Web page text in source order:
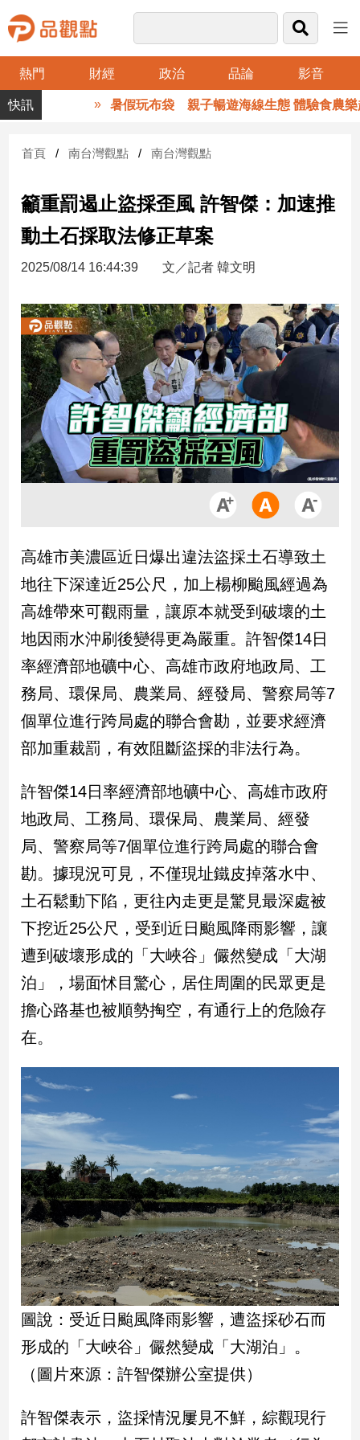
熱門 財經 政治 品論 影音
品
觀
財
台
財
新
產
經/
股
市
房
地
產
品
政
治
政
治
焦
品
觀
點
民
調
會
點
觀
點
兩
岸/
際
社
會/
地
方
冠
病
毒
專
區
南
台
灣
觀
點
南
台
灣
點
暑假玩布袋 親子暢遊海線生態 體驗食農樂趣
首頁 南台灣觀點 南台灣觀點
籲重罰遏止盜採歪風 許智傑：加速推
動土石採取法修正草案
2025/08/14 16:44:39 文／記者 韓文明
高雄市美濃區近日爆出違法盜採土石導致土
地往下深達近25公尺，加上楊柳颱風經過為
高雄帶來可觀雨量，讓原本就受到破壞的土
地因雨水沖刷後變得更為嚴重。許智傑14日
率經濟部地礦中心、高雄市政府地政局、工
務局、環保局、農業局、經發局、警察局等7
個單位進行跨局處的聯合會勘，並要求經濟
部加重裁罰，有效阻斷盜採的非法行為。
許智傑14日率經濟部地礦中心、高雄市政府
地政局、工務局、環保局、農業局、經發
局、警察局等7個單位進行跨局處的聯合會
勘。據現況可見，不僅現址鐵皮掉落水中、
土石鬆動下陷，更往內走更是驚見最深處被
下挖近25公尺，受到近日颱風降雨影響，讓
遭到破壞形成的「大峽谷」儼然變成「大湖
泊」，場面怵目驚心，居住周圍的民眾更是
擔心路基也被順勢掏空，有通行上的危險存
在。
圖說：受近日颱風降雨影響，遭盜採砂石而
形成的「大峽谷」儼然變成「大湖泊」。
（圖片來源：許智傑辦公室提供）
許智傑表示，盜採情況屢見不鮮，綜觀現行